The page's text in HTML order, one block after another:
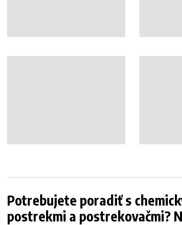
Potrebujete poradiť s
postrekmi a postrekovačmi?